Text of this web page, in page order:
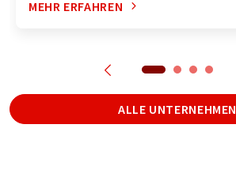
MEHR ERFAHREN
ALLE UNTERNEHMEN